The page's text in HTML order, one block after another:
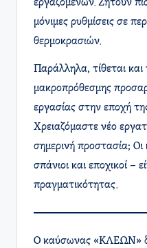
εργαζομένων. Ζητούν
μόνιμες ρυθμίσεις σε
θερμοκρασιών.
Παράλληλα, τίθεται και
μακροπρόθεσμης
εργασίας στην εποχή
Χρειαζόμαστε νέο
σημερινή προστασία; Οι
σπάνιοι και εποχικοί –
πραγματικότητας.
Ο καύσωνας «ΚΛΕΩΝ»